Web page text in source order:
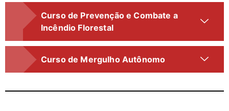
Curso de Prevenção e Combate a
Incêndio Florestal
Curso de Mergulho Autônomo